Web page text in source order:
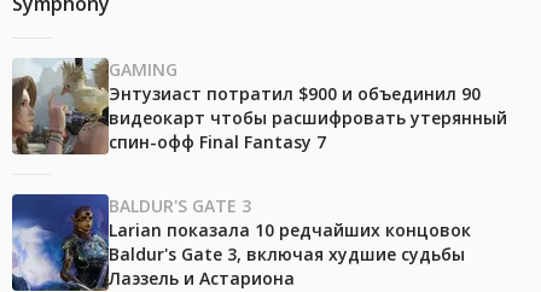
GAMING
Энтузиаст потратил $900 и объединил 90
видеокарт чтобы расшифровать утерянный
спин-офф Final Fantasy 7
BALDUR'S GATE 3
Larian показала 10 редчайших концовок
Baldur's Gate 3, включая худшие судьбы
Лаэзель и Астариона